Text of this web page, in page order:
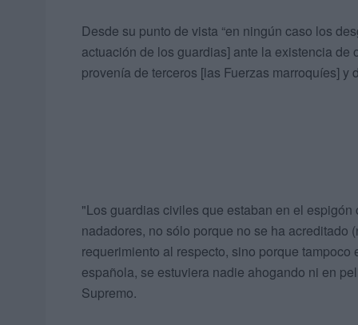
Desde su punto de vista “en ningún caso los
actuación de los guardias] ante la existencia
provenía de terceros [las Fuerzas marroquíes] y
"Los guardias civiles que estaban en el
nadadores, no sólo porque no se ha
requerimiento al respecto, sino porque
española, se estuviera nadie ahogando ni en
Supremo.